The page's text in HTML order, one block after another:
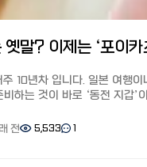
있어 고객지원이 탄탄하고,
께 구매할 수 있고, 배송비
니다.
서 한국 화장품 확인하기
의 '보케와 츠코미' 오사카는
에서도 웃음을 주는 것이 일
케의 실수를 날카롭게 지적
에 진심입니다. 반면 도쿄의
랙 코미디'나 자조적인 스타일
이언츠' vs 오사카의
일본 여행이나 생활을 준비하시는
하는 것이 바로 ‘동전 지갑’
활비 절약의 핵심이 되었는데요. 오
시 알아야 할 실전 일본 결제
전 5,533 1